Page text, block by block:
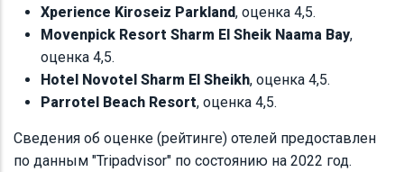
Xperience Kiroseiz Parkland, оценка 4,5.
Movenpick Resort Sharm El Sheik Naama Bay,
оценка 4,5.
Hotel Novotel Sharm El Sheikh, оценка 4,5.
Parrotel Beach Resort, оценка 4,5.
Сведения об оценке (рейтинге) отелей предоставлен
по данным "Tripadvisor" по состоянию на 2022 год.